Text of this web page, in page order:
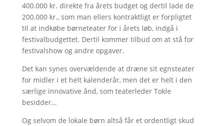
400.000 kr. direkte fra årets budget og dertil lade de
200.000 kr., som man ellers kontraktligt er forpligtet
til at indkøbe børneteater for i årets løb, indgå i
festivalbudgettet. Dertil kommer tilbud om at stå for
festivalshow og andre opgaver.
Det kan synes overvældende at dræne sit egnsteater
for midler i et helt kalenderår, men det er helt i den
særlige innovative ånd, som teaterleder Tokle
besidder…
Og selvom de lokale børn altså får et ordentligt skud